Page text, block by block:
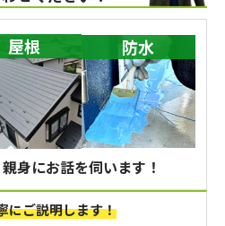
屋根 防水
身にお話を伺います！
にご説明します！